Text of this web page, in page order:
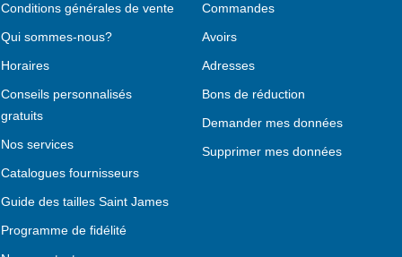
1 étui nylon
Conditions générales de vente
Qui sommes-nous?
Horaires
Conseils personnalisés
gratuits
Nos services
Catalogues fournisseurs
Guide des tailles Saint James
Programme de fidélité
Commandes
Avoirs
Adresses
Bons de réduction
Demander mes données
Supprimer mes données